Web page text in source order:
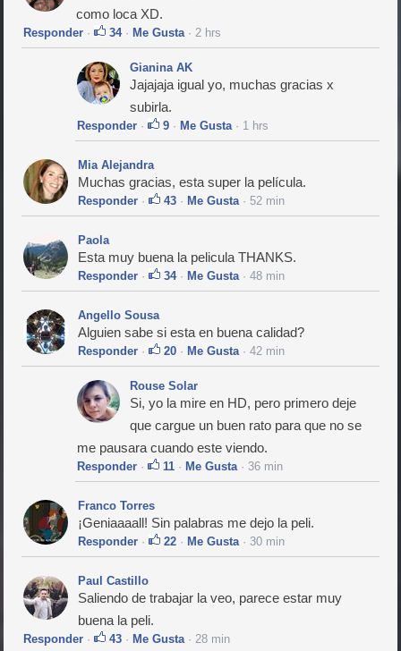
como loca XD.
Responder · 34·Me Gusta · 2 hrs
Gianina AK
Jajajaja igual yo, muchas gracias x
subirla.
Responder · 9 ·Me Gusta · 1 hrs
Mia Alejandra
Muchas gracias, esta super la película.
Responder · 43 ·Me Gusta · 52 min
Paola
Esta muy buena la pelicula THANKS.
Responder · 34·Me Gusta · 48 min
Angello Sousa
Alguien sabe si esta en buena calidad?
Responder · 20 ·Me Gusta · 42 min
Rouse Solar
Si, yo la mire en HD, pero primero deje
que cargue un buen rato para que no se
me pausara cuando este viendo.
Responder · 11 ·Me Gusta · 36 min
Franco Torres
¡Geniaaaall! Sin palabras me dejo la peli.
Responder · 22 ·Me Gusta · 30 min
Paul Castillo
Saliendo de trabajar la veo, parece estar muy
buena la peli.
Responder · 43 ·Me Gusta · 28 min